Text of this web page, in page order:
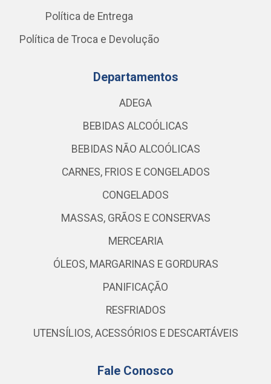
Política de Entrega
Política de Troca e Devolução
Departamentos
ADEGA
BEBIDAS ALCOÓLICAS
BEBIDAS NÃO ALCOÓLICAS
CARNES, FRIOS E CONGELADOS
CONGELADOS
MASSAS, GRÃOS E CONSERVAS
MERCEARIA
ÓLEOS, MARGARINAS E GORDURAS
PANIFICAÇÃO
RESFRIADOS
UTENSÍLIOS, ACESSÓRIOS E DESCARTÁVEIS
Fale Conosco